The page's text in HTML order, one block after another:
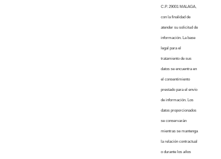
C.P. 29001 MALAGA,
con la finalidad de
atender su solicitud de
información. La base
legal para el
tratamiento de sus
datos se encuentra en
el consentimiento
prestado para el envío
de información. Los
datos proporcionados
se conservarán
mientras se mantenga
la relación contractual
o durante los años